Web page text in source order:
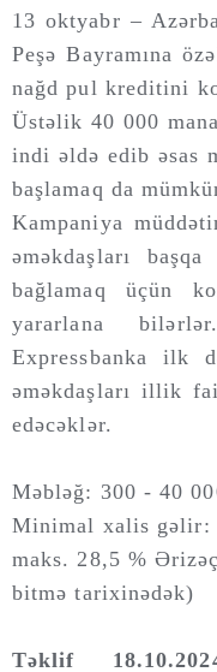
13 oktyabr –
Peşə Bayramına
nağd pul kreditini
Üstəlik 40 000
indi əldə edib əsas
başlamaq da
Kampaniya
əməkdaşları
bağlamaq üçün
yararlana
Expressbanka ilk
əməkdaşları illik
edəcəklər.
Məbləğ: 300 - 40
Minimal xalis gəlir:
maks. 28,5 %
bitmə tarixinədək)
Təklif